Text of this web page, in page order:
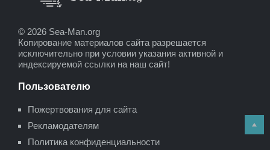
© 2026 Sea-Man.org
Копирование материалов сайта разрешается
исключительно при условии указания активной и
индексируемой ссылки на наш сайт!
Пользователю
Пожертвования для сайта
Рекламодателям
Политика конфиденциальности